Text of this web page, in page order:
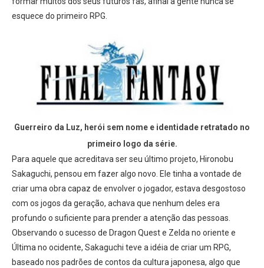
esquece do primeiro RPG.
Guerreiro da Luz, herói sem nome e identidade retratado no
primeiro logo da série.
Para aquele que acreditava ser seu último projeto, Hironobu
Sakaguchi, pensou em fazer algo novo. Ele tinha a vontade de
criar uma obra capaz de envolver o jogador, estava desgostoso
com os jogos da geração, achava que nenhum deles era
profundo o suficiente para prender a atenção das pessoas.
Observando o sucesso de Dragon Quest e Zelda no oriente e
Última no ocidente, Sakaguchi teve a idéia de criar um RPG,
baseado nos padrões de contos da cultura japonesa, algo que